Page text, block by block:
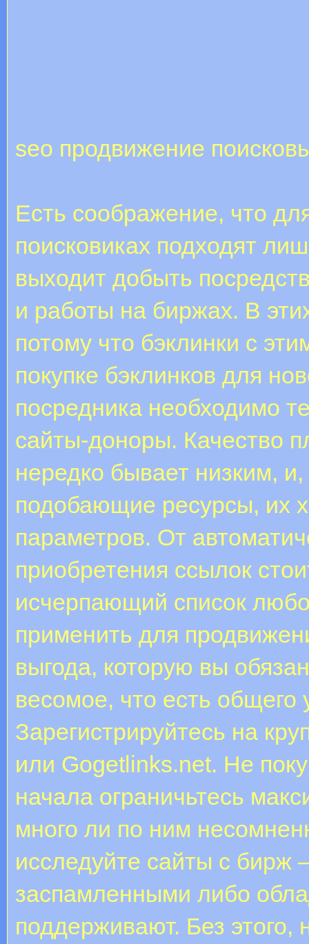
seo продвижение
Есть соображение, что
поисковиках подходят
выходит добыть
и работы на биржах. В
потому что бэклинки с
покупке бэклинков для
посредника необходимо
сайты-доноры. Качество
нередко бывает низким,
подобающие ресурсы, их
параметров. От
приобретения ссылок
исчерпающий список
применить для
выгода, которую вы
весомое, что есть общего
Зарегистрируйтесь на
или Gogetlinks.net. Не
начала ограничьтесь
много ли по ним
исследуйте сайты с
заспамленными либо
поддерживают. Без этого,